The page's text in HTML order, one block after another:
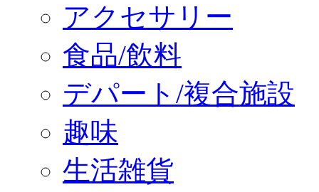
アクセサリー
食品/飲料
デパート/複合施設
趣味
生活雑貨